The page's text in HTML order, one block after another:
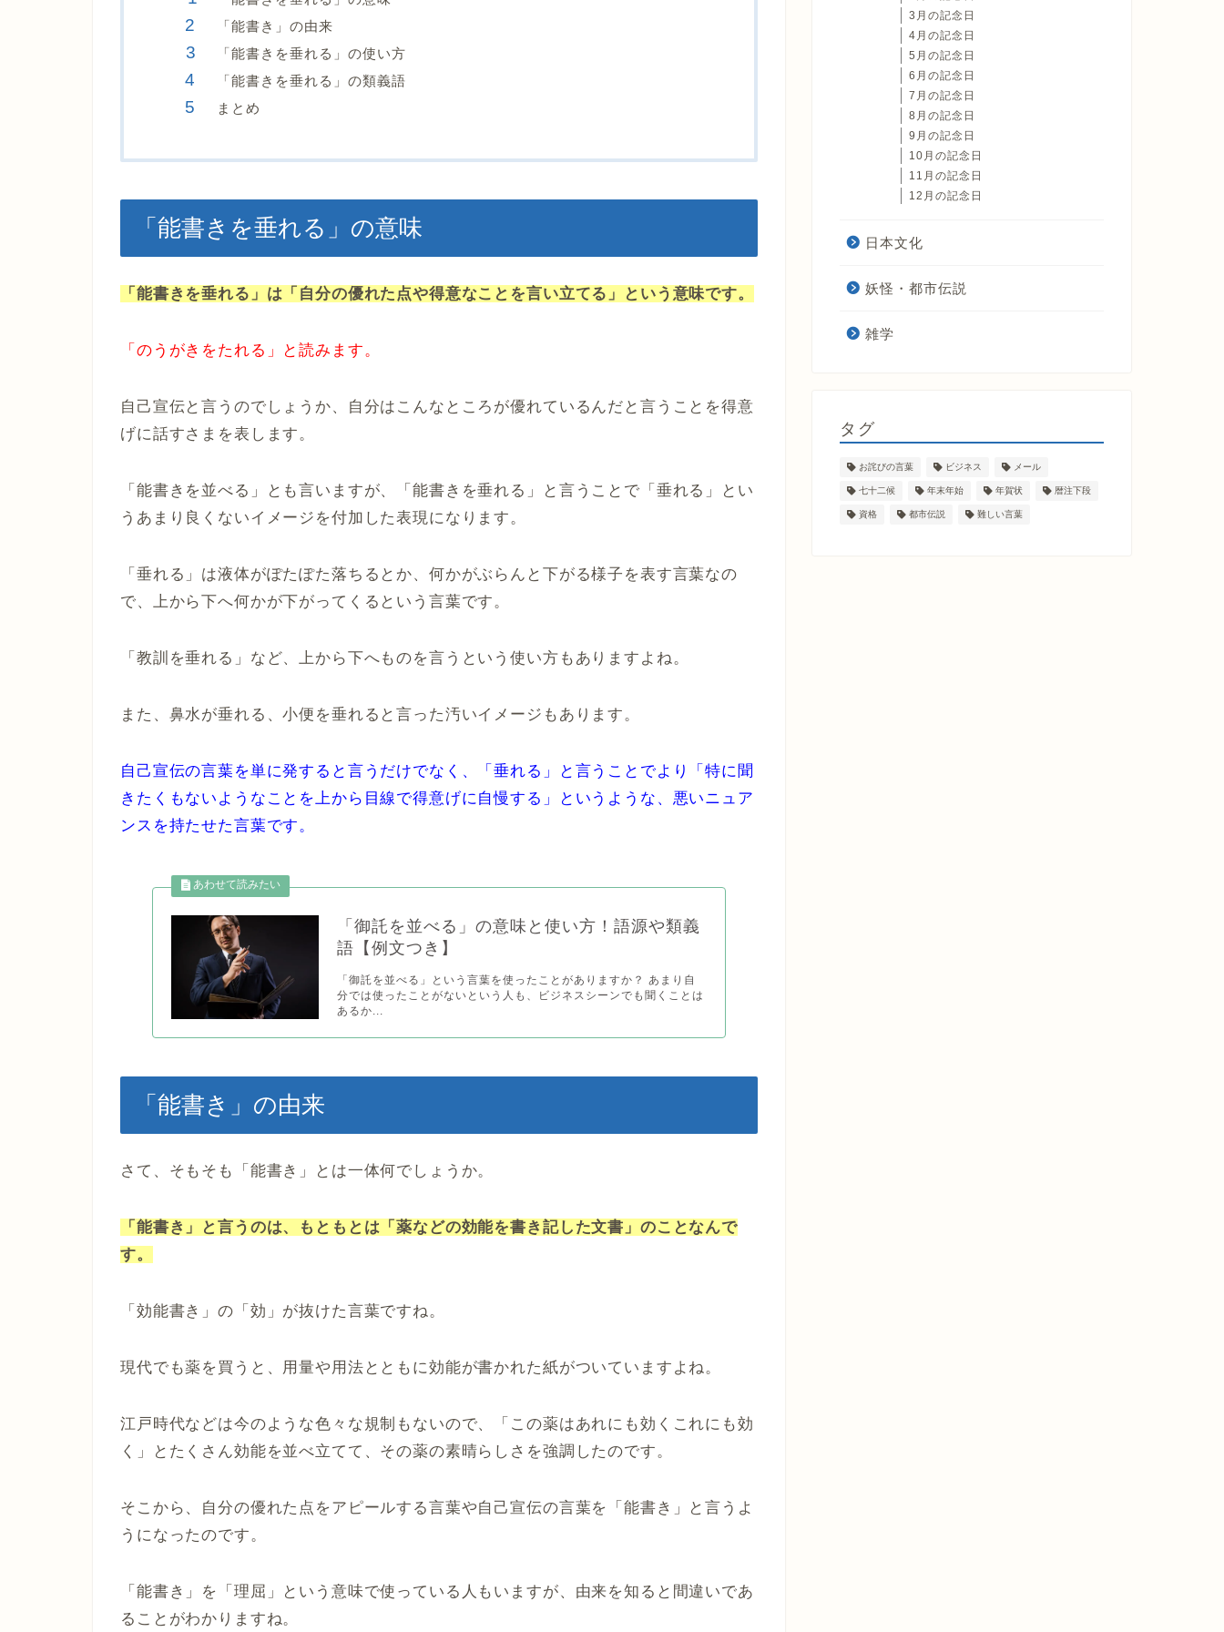
「能書き」の由来
「能書きを垂れる」の使い方
「能書きを垂れる」の類義語
まとめ
「能書きを垂れる」の意味
「能書きを垂れる」は「自分の優れた点や得意なことを言い立てる」という意味です。
「のうがきをたれる」と読みます。
自己宣伝と言うのでしょうか、自分はこんなところが優れているんだと言うことを得意
げに話すさまを表します。
「能書きを並べる」とも言いますが、「能書きを垂れる」と言うことで「垂れる」とい
うあまり良くないイメージを付加した表現になります。
「垂れる」は液体がぽたぽた落ちるとか、何かがぶらんと下がる様子を表す言葉なの
で、上から下へ何かが下がってくるという言葉です。
「教訓を垂れる」など、上から下へものを言うという使い方もありますよね。
また、鼻水が垂れる、小便を垂れると言った汚いイメージもあります。
自己宣伝の言葉を単に発すると言うだけでなく、「垂れる」と言うことでより「特に聞
きたくもないようなことを上から目線で得意げに自慢する」というような、悪いニュア
ンスを持たせた言葉です。
「御託を並べる」の意味と使い方！語源や類義
語【例文つき】
「御託を並べる」という言葉を使ったことがありますか？ あまり自
分では使ったことがないという人も、ビジネスシーンでも聞くことは
あるか...
「能書き」の由来
さて、そもそも「能書き」とは一体何でしょうか。
「能書き」と言うのは、もともとは「薬などの効能を書き記した文書」のことなんで
す。
「効能書き」の「効」が抜けた言葉ですね。
現代でも薬を買うと、用量や用法とともに効能が書かれた紙がついていますよね。
江戸時代などは今のような色々な規制もないので、「この薬はあれにも効くこれにも効
く」とたくさん効能を並べ立てて、その薬の素晴らしさを強調したのです。
そこから、自分の優れた点をアピールする言葉や自己宣伝の言葉を「能書き」と言うよ
うになったのです。
「能書き」を「理屈」という意味で使っている人もいますが、由来を知ると間違いであ
ることがわかりますね。
3月の記念日
4月の記念日
5月の記念日
6月の記念日
7月の記念日
8月の記念日
9月の記念日
10月の記念日
11月の記念日
12月の記念日
日本文化
妖怪・都市伝説
雑学
タグ
お詫びの言葉 ビジネス メール
七十二候 年末年始 年賀状 暦注下段
資格 都市伝説 難しい言葉